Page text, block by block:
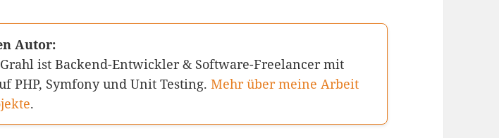
Autor:
ist Backend-Entwickler & Software-Freelancer mit
PHP, Symfony und Unit Testing.Mehr über meine Arbeit
.